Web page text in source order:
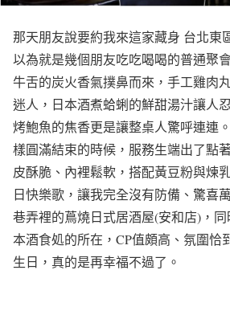
那天朋友說要約我來這家藏身 台北東
以為就是幾個朋友吃吃喝喝的普通聚
牛舌的炭火香氣撲鼻而來，手工雞肉
迷人，日本酒煮蛤蜊的鮮甜湯汁讓人
烤鮑魚的焦香更是讓整桌人驚呼連連
樣圓滿結束的時候，服務生端出了點
皮酥脆、內裡鬆軟，搭配黃豆粉與煉
日快樂歌，讓我完全沒有防備、驚喜
巷弄裡的蔦燒日式居酒屋(安和店)，同
本酒食処的所在，CP值頗高、氛圍恰
生日，真的是再幸福不過了。